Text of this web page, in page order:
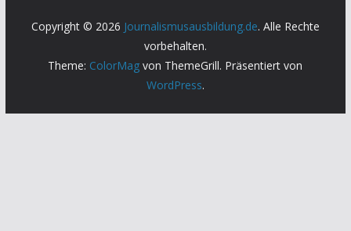
Copyright © 2026 Journalismusausbildung.de. Alle Rechte
vorbehalten.
Theme: ColorMag von ThemeGrill. Präsentiert von
WordPress.